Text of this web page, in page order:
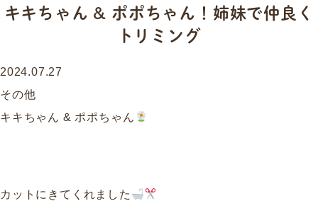
キキちゃん & ポポちゃん！姉妹で仲良く
トリミング
2024.07.27
その他
キキちゃん & ポポちゃん
カットにきてくれました